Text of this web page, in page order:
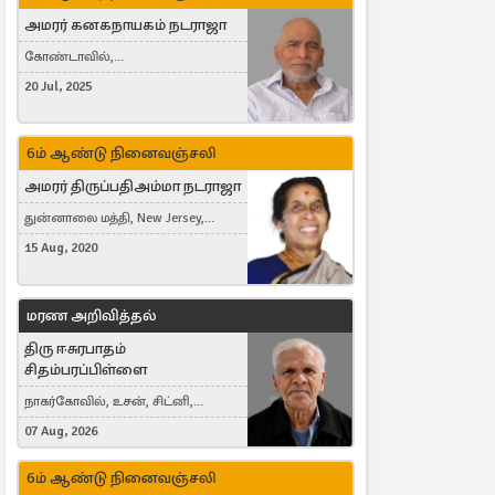
அமரர் கனகநாயகம் நடராஜா
கோண்டாவில்,
புன்னாலைக்கட்டுவன், சவுதி
Germany, Brampton, Canada
20 Jul, 2025
6ம் ஆண்டு நினைவஞ்சலி
அமரர் திருப்பதிஅம்மா நடராஜா
துன்னாலை மத்தி, New Jersey,
United States, Toronto, Canada
15 Aug, 2020
மரண அறிவித்தல்
திரு ஈசுரபாதம்
சிதம்பரப்பிள்ளை
நாகர்கோவில், உசன், சிட்னி,
Australia
07 Aug, 2026
6ம் ஆண்டு நினைவஞ்சலி